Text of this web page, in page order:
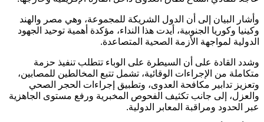
وأشار البيان إلى أن الدول الشريكة للمجموعة، وهي مصر والهند
وكينيا وكوريا الجنوبية، أيدت هذا النداء، مؤكدة أهمية توحيد الجهود
الدولية لمواجهة الأزمة الصحية المتصاعدة.
وشدد القادة على أن السيطرة على الوباء تتطلب تنفيذ حزمة
متكاملة من الإجراءات الوقائية، تشمل تتبع المخالطين للمصابين،
وتعزيز تدابير مكافحة العدوى، وتطبيق إجراءات الحجر الصحي
والعزل، إلى جانب تكثيف الفحوص المخبرية ورفع مستوى الجاهزية
عبر الحدود ومراقبة المعابر الدولية.